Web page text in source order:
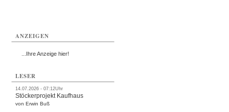
ANZEIGEN
...Ihre Anzeige hier!
LESER
14.07.2026 - 07:12Uhr
Stöckerprojekt Kaufhaus
von Erwin Buß